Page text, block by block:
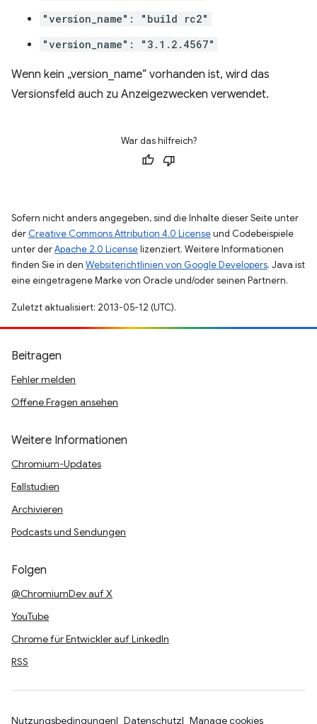
"version_name": "build rc2"
"version_name": "3.1.2.4567"
Wenn kein „version_name“ vorhanden ist, wird das
Versionsfeld auch zu Anzeigezwecken verwendet.
War das hilfreich?
Sofern nicht anders angegeben, sind die Inhalte dieser Seite unter
der Creative Commons Attribution 4.0 Licenseund Codebeispiele
unter derApache 2.0 Licenselizenziert. Weitere Informationen
finden Sie in den Websiterichtlinien von Google Developers. Java ist
eine eingetragene Marke von Oracle und/oder seinen Partnern.
Zuletzt aktualisiert: 2013-05-12 (UTC).
Beitragen
Fehler melden
Offene Fragen ansehen
Weitere Informationen
Chromium-Updates
Fallstudien
Archivieren
Podcasts und Sendungen
Folgen
@ChromiumDev auf X
YouTube
Chrome für Entwickler auf LinkedIn
RSS
Nutzungsbedingungen Datenschutz Manage cookies